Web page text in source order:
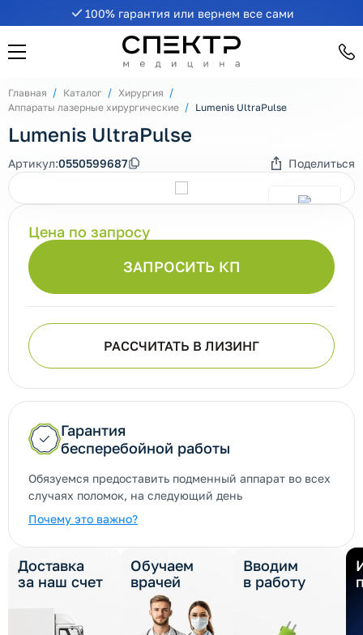
100% гарантия или вернем все сами
Главная Каталог
Хирургия
Аппараты лазерные хирургические
Lumenis UltraPulse
Lumenis UltraPulse
Артикул:0550599687 Поделиться
ЗАПРОСИТЬ КП
Цена по запросу
РАССЧИТАТЬ В ЛИЗИНГ
Гарантия
бесперебойной работы
Обязуемся предоставить подменный аппарат во всех
случаях поломок, на следующий день
Почему это важно?
Доставка
за наш счет
Обучаем
врачей
Вводим
в работу